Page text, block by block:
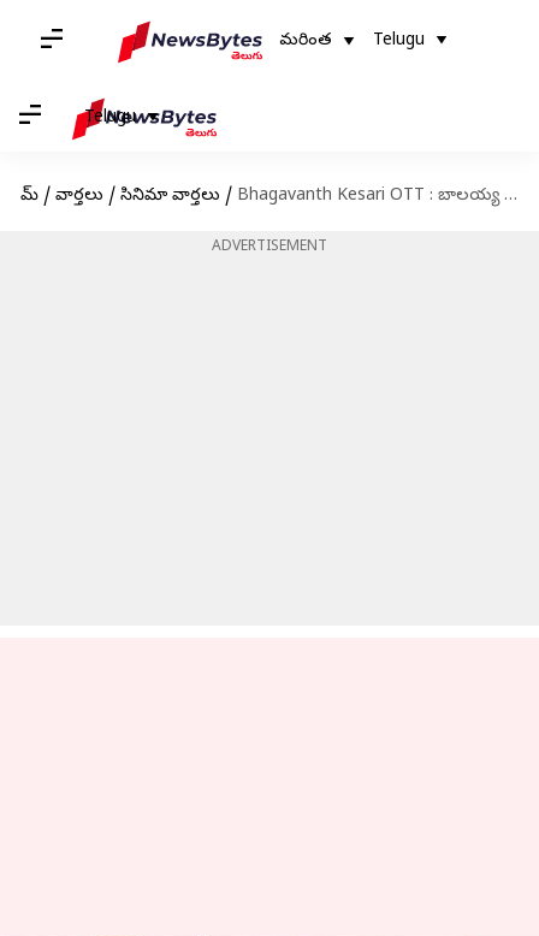
మరింత Telugu
Telugu
హోమ్ / వార్తలు / సినిమా వార్తలు / Bhagavanth Kesari OTT : బాలయ్య ఫ్యాన్స్‌కు గుడ్ న్యూస్.. మరికొన్ని గంటల్లో ఓటీటీలోకి 'భగవంత్ కేసరి'
ADVERTISEMENT